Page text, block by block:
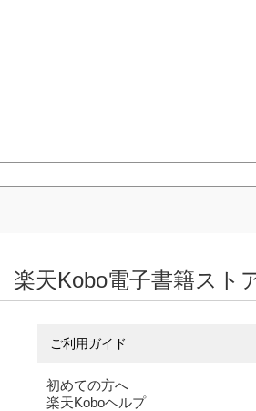
楽天Kobo電子書籍スト
ご利用ガイド
初めての方へ
楽天Koboヘルプ